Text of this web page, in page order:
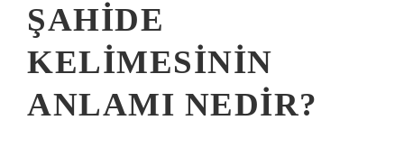
ŞAHIDE
KELIMESININ
ANLAMI NEDIR?